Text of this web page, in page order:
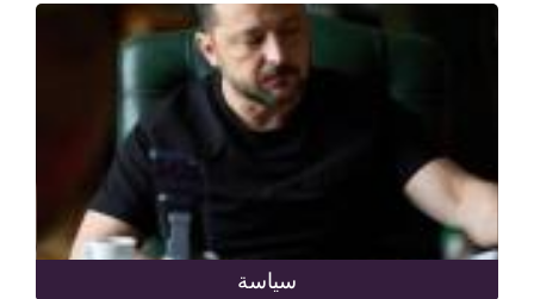
سياسة